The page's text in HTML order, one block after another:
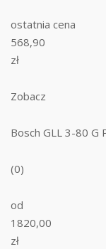
ostatnia cena
568,90
zł
Zobacz
Bosch GLL 3-80 G
(0)
od
1820,00
zł